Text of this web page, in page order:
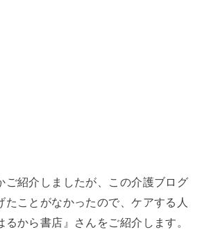
ご紹介しましたが、この介護ブログ
たことがなかったので、ケアする人
るから書店』さんをご紹介します。